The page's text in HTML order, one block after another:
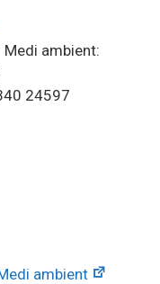
Medi ambient:
24597
ambient